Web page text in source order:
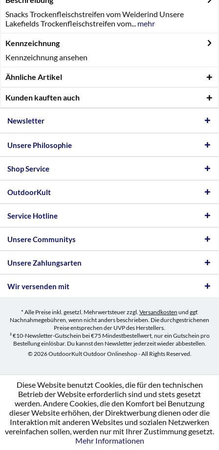
Snacks Trockenfleischstreifen vom Weiderind Unsere
Lakefields Trockenfleischstreifen vom... mehr
Kennzeichnung
Kennzeichnung ansehen
Ähnliche Artikel
Kunden kauften auch
Newsletter
Unsere Philosophie
Shop Service
OutdoorKult
Service Hotline
Unsere Communitys
Unsere Zahlungsarten
Wir versenden mit
* Alle Preise inkl. gesetzl. Mehrwertsteuer zzgl. Versandkosten und ggf.
Nachnahmegebühren, wenn nicht anders beschrieben. Die durchgestrichenen
Preise entsprechen der UVP des Herstellers.
² €10-Newsletter-Gutschein bei €75 Mindestbestellwert, nur ein Gutschein pro
Bestellung einlösbar. Du kannst den Newsletter jederzeit wieder abbestellen.
© 2026 OutdoorKult Outdoor Onlineshop - All Rights Reserved.
Diese Website benutzt Cookies, die für den technischen
Betrieb der Website erforderlich sind und stets gesetzt
werden. Andere Cookies, die den Komfort bei Benutzung
dieser Website erhöhen, der Direktwerbung dienen oder die
Interaktion mit anderen Websites und sozialen Netzwerken
vereinfachen sollen, werden nur mit Ihrer Zustimmung gesetzt.
Mehr Informationen